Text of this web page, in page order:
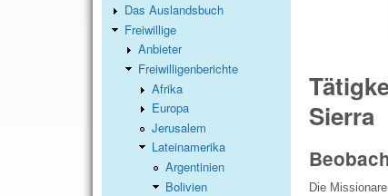
Sierra
Die
Das Auslandsbuch
Freiwillige
Anbieter
Freiwilligenberichte
Afrika
Europa
Jerusalem
Lateinamerika
Argentinien
Bolivien